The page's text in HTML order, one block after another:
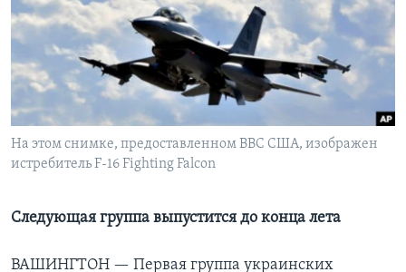
Learning English
СОЦИАЛЬНЫЕ СЕТИ
Языки
На этом снимке, предоставленном ВВС США, изображен
истребитель F-16 Fighting Falcon
Следующая группа выпустится до конца лета
ВАШИНГТОН — Первая группа украинских